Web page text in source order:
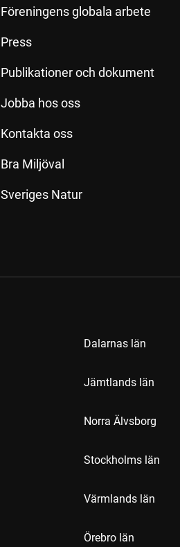
Föreningens globala arbete
Press
Publikationer och dokument
Jobba hos oss
Kontakta oss
Bra Miljöval
Sveriges Natur
Dalarnas län
Jämtlands län
Norra Älvsborg
Stockholms län
Värmlands län
Örebro län